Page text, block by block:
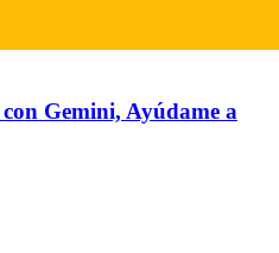
Gemini, Ayúdame a